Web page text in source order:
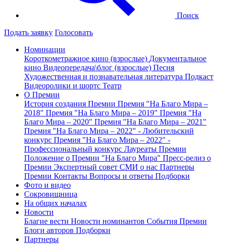
Поиск
Подать заявку Голосовать
Номинации
Короткометражное кино (взрослые) Документальное
кино Видеопередача\блог (взрослые) Песня
Художественная и познавательная литература Подкаст
Видеоролики и шортс Театр
О Премии
История создания Премии Премия "На Благо Мира –
2018" Премия "На Благо Мира – 2019" Премия "На
Благо Мира – 2020" Премия "На Благо Мира – 2021"
Премия "На Благо Мира – 2022" - Любительский
конкурс Премия "На Благо Мира – 2022" -
Профессиональный конкурс Лауреаты Премии
Положение о Премии "На Благо Мира" Пресс-релиз о
Премии Экспертный совет СМИ о нас Партнеры
Премии Контакты Вопросы и ответы Подборки
Фото и видео
Сокровищница
На общих началах
Новости
Благие вести Новости номинантов События Премии
Блоги авторов Подборки
Партнеры